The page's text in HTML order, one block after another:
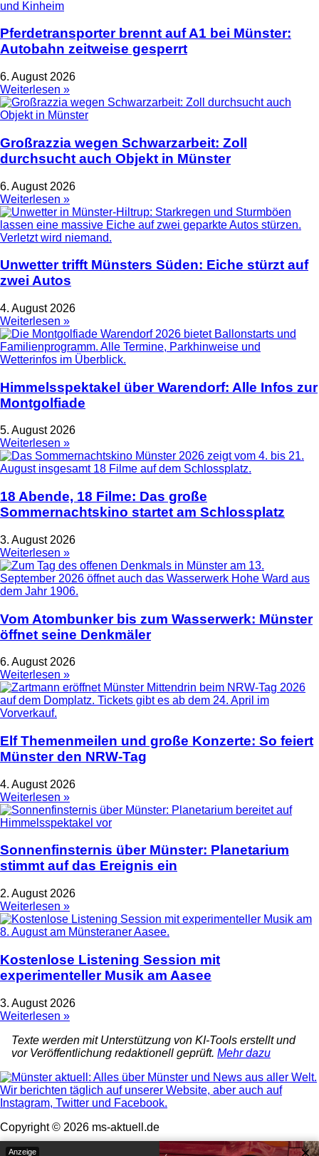
Pferdetransporter brennt auf A1 bei Münster:
Autobahn zeitweise gesperrt
6. August 2026
Weiterlesen »
Großrazzia wegen Schwarzarbeit: Zoll
durchsucht auch Objekt in Münster
6. August 2026
Weiterlesen »
Unwetter trifft Münsters Süden: Eiche stürzt auf
zwei Autos
4. August 2026
Weiterlesen »
Himmelsspektakel über Warendorf: Alle Infos zur
Montgolfiade
5. August 2026
Weiterlesen »
18 Abende, 18 Filme: Das große
Sommernachtskino startet am Schlossplatz
3. August 2026
Weiterlesen »
Vom Atombunker bis zum Wasserwerk: Münster
öffnet seine Denkmäler
6. August 2026
Weiterlesen »
Elf Themenmeilen und große Konzerte: So feiert
Münster den NRW-Tag
4. August 2026
Weiterlesen »
Sonnenfinsternis über Münster: Planetarium
stimmt auf das Ereignis ein
2. August 2026
Weiterlesen »
Kostenlose Listening Session mit
experimenteller Musik am Aasee
3. August 2026
Weiterlesen »
Texte werden mit Unterstützung von KI-Tools erstellt und
vor Veröffentlichung redaktionell geprüft. Mehr dazu
Copyright © 2026 ms-aktuell.de
Impressum & Datenschutz
Anzeige